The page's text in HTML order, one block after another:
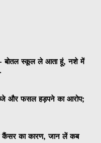
बोतल स्कूल ले आता हूं, नशे में
और फसल हड़पने का आरोप;
कैंसर का कारण, जान लें कब